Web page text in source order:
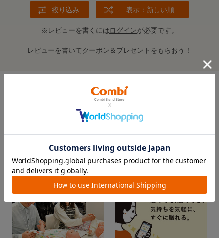
絞り込み 表示：新しい順
※レビューを書くにはログインが必要です。
レビューを書いてクーポン＆プレゼントをもらおう！
この商品の全てのレビューを見る＞
FEATURE